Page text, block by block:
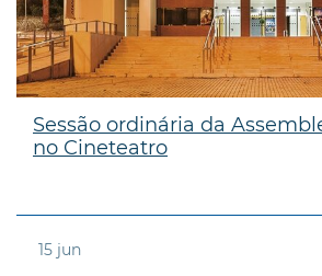
Sessão ordinária da
no Cineteatro
15 jun